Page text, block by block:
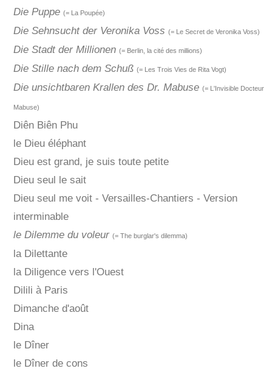
Die Puppe (= La Poupée)
Die Sehnsucht der Veronika Voss (= Le Secret de Veronika Voss)
Die Stadt der Millionen (= Berlin, la cité des millions)
Die Stille nach dem Schuß (= Les Trois Vies de Rita Vogt)
Die unsichtbaren Krallen des Dr. Mabuse (= L'Invisible Docteur
Mabuse)
Diên Biên Phu
le Dieu éléphant
Dieu est grand, je suis toute petite
Dieu seul le sait
Dieu seul me voit - Versailles-Chantiers - Version
interminable
le Dilemme du voleur (= The burglar's dilemma)
la Dilettante
la Diligence vers l'Ouest
Dilili à Paris
Dimanche d'août
Dina
le Dîner
le Dîner de cons